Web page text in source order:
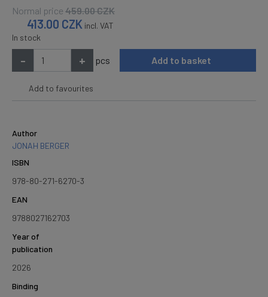
Normal price 459.00CZK
413.00 CZK incl. VAT
In stock
- + pcs Add to basket
Add to favourites
Author
JONAH BERGER
ISBN
978-80-271-6270-3
EAN
9788027162703
Year of
publication
2026
Binding